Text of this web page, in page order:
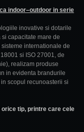
indoor–outdoor in serie
inovative si dotarile
capacitate mare de
internationale de
si ISO 27001, de
realizam produse
in evidenta brandurile
scopul recunoasterii si
orice tip, printre care cele